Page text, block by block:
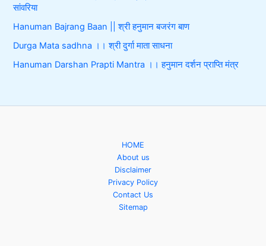
सांवरिया
Hanuman Bajrang Baan || श्री हनुमान बजरंग बाण
Durga Mata sadhna ।। श्री दुर्गा माता साधना
Hanuman Darshan Prapti Mantra ।। हनुमान दर्शन प्राप्ति मंत्र
HOME
About us
Disclaimer
Privacy Policy
Contact Us
Sitemap